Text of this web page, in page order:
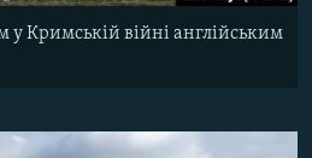
у Кримській війні англійським